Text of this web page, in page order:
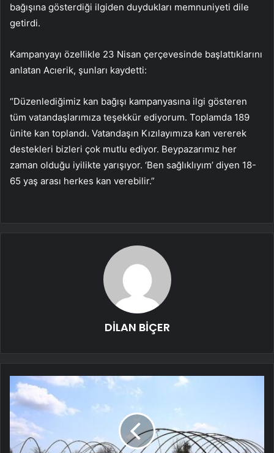
bağışına gösterdiği ilgiden duydukları memnuniyeti dile
getirdi.
Kampanyayı özellikle 23 Nisan çerçevesinde başlattıklarını
anlatan Acıerik, şunları kaydetti:
“Düzenlediğimiz kan bağışı kampanyasına ilgi gösteren
tüm vatandaşlarımıza teşekkür ediyorum. Toplamda 189
ünite kan toplandı. Vatandaşın Kızılayımıza kan vererek
destekleri bizleri çok mutlu ediyor. Beypazarımız her
zaman olduğu iyilikte yarışıyor. ‘Ben sağlıklıyım’ diyen 18-
65 yaş arası herkes kan verebilir.”
DİLAN BİÇER